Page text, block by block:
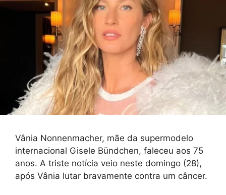
Vânia Nonnenmacher, mãe da supermodelo
internacional Gisele Bündchen, faleceu aos 75
anos. A triste notícia veio neste domingo (28),
após Vânia lutar bravamente contra um câncer.